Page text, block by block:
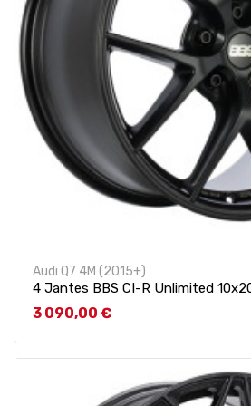
Audi Q7 4M (2015+)
4 Jantes BBS CI-R Unlimited
Prix
3 090,00 €